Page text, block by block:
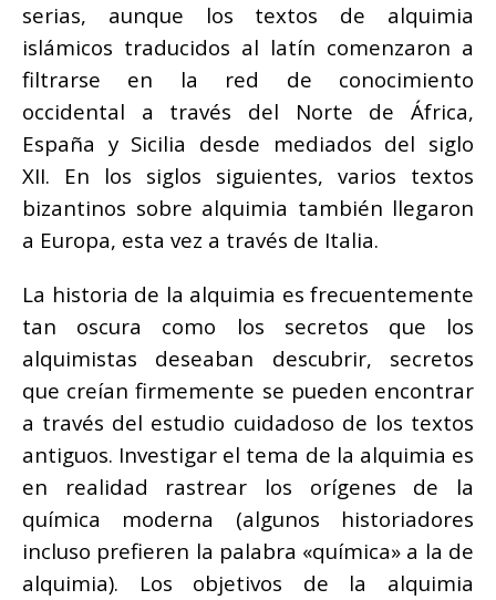
serias, aunque los textos de alquimia
islámicos traducidos al latín comenzaron a
filtrarse en la red de conocimiento
occidental a través del Norte de África,
España y Sicilia desde mediados del siglo
XII. En los siglos siguientes, varios textos
bizantinos sobre alquimia también llegaron
a Europa, esta vez a través de Italia.
La historia de la alquimia es frecuentemente
tan oscura como los secretos que los
alquimistas deseaban descubrir, secretos
que creían firmemente se pueden encontrar
a través del estudio cuidadoso de los textos
antiguos. Investigar el tema de la alquimia es
en realidad rastrear los orígenes de la
química moderna (algunos historiadores
incluso prefieren la palabra «química» a la de
alquimia). Los objetivos de la alquimia